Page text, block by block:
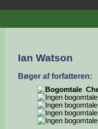
Ian Watson
Bøger af forfatteren: